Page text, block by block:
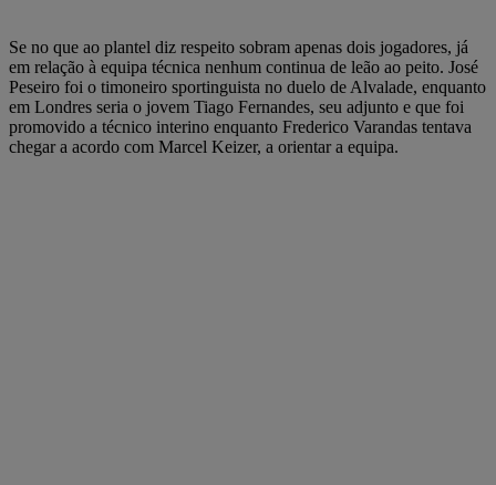
Se no que ao plantel diz respeito sobram apenas dois jogadores, já
em relação à equipa técnica nenhum continua de leão ao peito. José
Peseiro foi o timoneiro sportinguista no duelo de Alvalade, enquanto
em Londres seria o jovem Tiago Fernandes, seu adjunto e que foi
promovido a técnico interino enquanto Frederico Varandas tentava
chegar a acordo com Marcel Keizer, a orientar a equipa.